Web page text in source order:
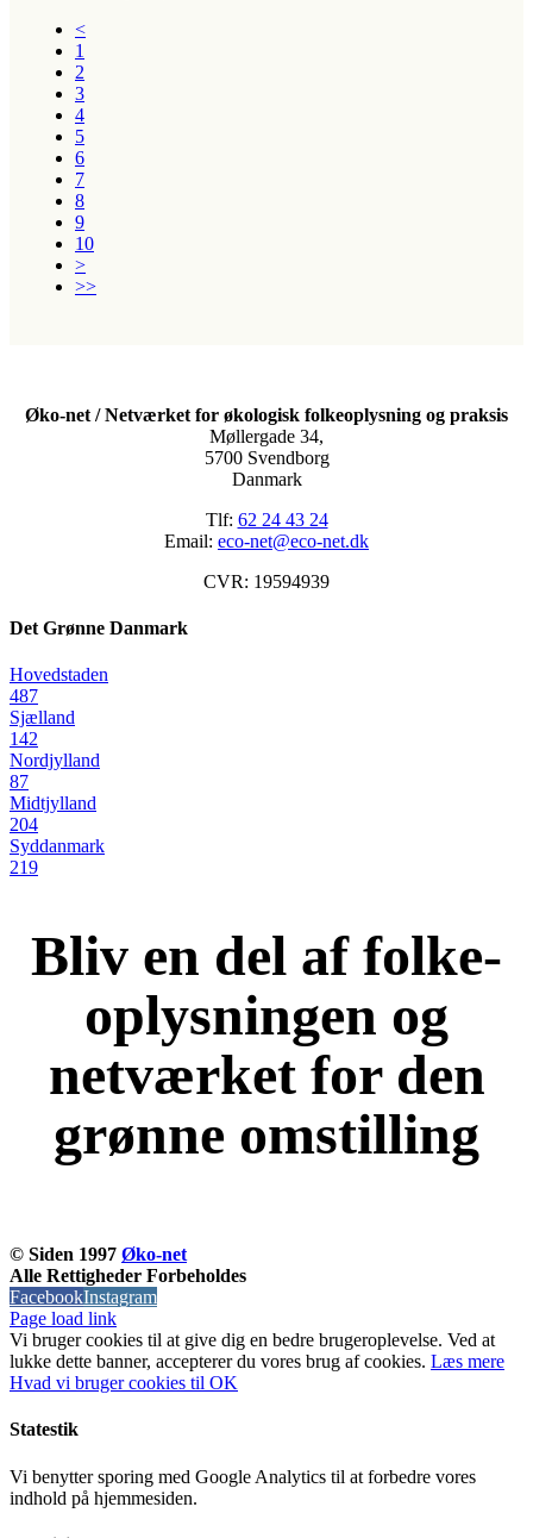
<
1
2
3
4
5
6
7
8
9
10
>
>>
Øko-net / Netværket for økologisk folkeoplysning og praksis
Møllergade 34,
5700 Svendborg
Danmark
Tlf: 62 24 43 24
Email: eco-net@eco-net.dk
CVR: 19594939
Det Grønne Danmark
Hovedstaden
487
Sjælland
142
Nordjylland
87
Midtjylland
204
Syddanmark
219
Bliv en del af folke-
oplysningen og
netværket for den
grønne omstilling
© Siden 1997 Øko-net
Alle Rettigheder Forbeholdes
FacebookInstagram
Page load link
Vi bruger cookies til at give dig en bedre brugeroplevelse. Ved at
lukke dette banner, accepterer du vores brug af ​​cookies. Læs mere
Hvad vi bruger cookies til OK
Statestik
Vi benytter sporing med Google Analytics til at forbedre vores
indhold på hjemmesiden.